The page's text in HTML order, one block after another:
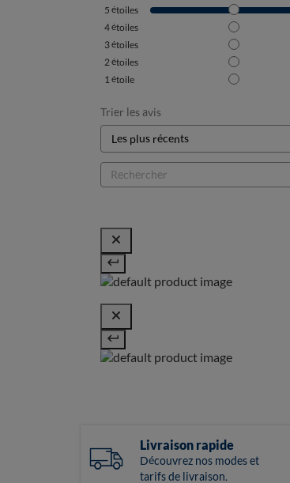
5 étoiles
4étoiles
3étoiles
2 étoiles
1 étoile
Trier les avis
Livraison rapide
Découvrez nos modes et
tarifs de livraison.